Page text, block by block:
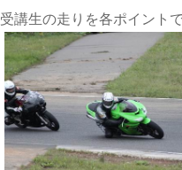
受講生の走りを各ポイント